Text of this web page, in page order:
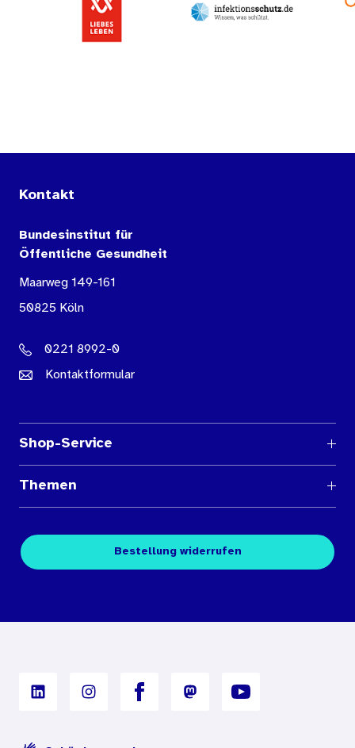
Kontakt
Bundesinstitut für
Öffentliche Gesundheit
Maarweg 149-161
50825 Köln
0221 8992-0
Kontaktformular
Shop-Service
Medienübersichten
Kontakt
Themen
Fachpublikationen
Digitales Archiv
Bestellung widerrufen